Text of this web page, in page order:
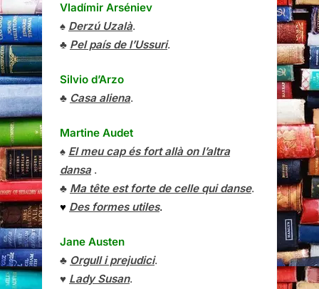
Vladímir Arséniev
♠ Derzú Uzalà.
♣ Pel país de l’Ussuri.
Silvio d’Arzo
♣ Casa aliena.
Martine Audet
♠ El meu cap és fort allà on l’altra
dansa.
♣ Ma tête est forte de celle qui danse.
♥ Des formes utiles.
Jane Austen
♣ Orgull i prejudici.
♥ Lady Susan.